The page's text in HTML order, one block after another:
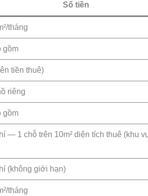
Số tiền
tháng
gồm
tiền thuê)
riêng
gồm
— 1 chỗ trên 10m² diện tích thuê (khu
(không giới hạn)
tháng